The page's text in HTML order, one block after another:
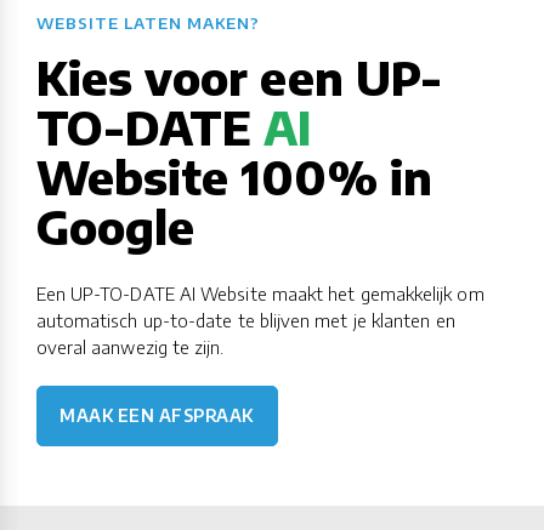
WEBSITE LATEN MAKEN?​​​​​​​​​​​​​​
Kies voor een UP-
TO-DATE AI
Website 100% in
Google
Een UP-TO-DATE AI Website maakt het gemakkelijk om
automatisch up-to-date te blijven met je klanten en
overal aanwezig te zijn.
MAAK EEN AFSPRAAK